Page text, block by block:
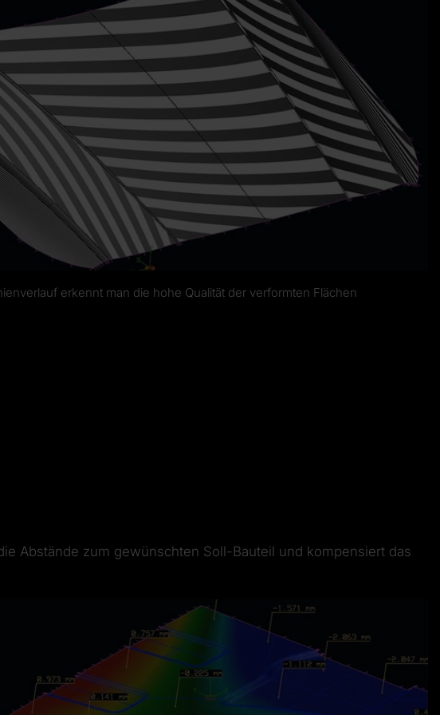
erkennt man die hohe Qualität der verformten Flächen
Abstände zum gewünschten Soll-Bauteil und kompensiert das